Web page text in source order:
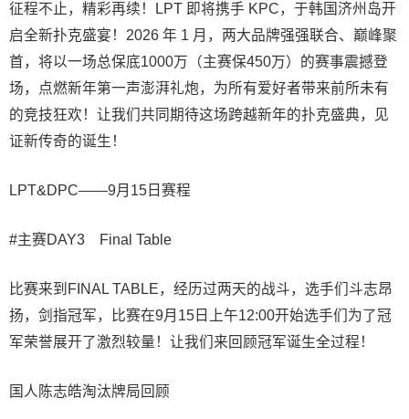
征程不止，精彩再续！LPT 即将携手 KPC，于韩国济州岛开
启全新扑克盛宴！2026 年 1 月，两大品牌强强联合、巅峰聚
首，将以一场总保底1000万（主赛保450万）的赛事震撼登
场，点燃新年第一声澎湃礼炮，为所有爱好者带来前所未有
的竞技狂欢！让我们共同期待这场跨越新年的扑克盛典，见
证新传奇的诞生！
LPT&DPC——9月15日赛程
#主赛DAY3 Final Table
比赛来到FINAL TABLE，经历过两天的战斗，选手们斗志昂
扬，剑指冠军，比赛在9月15日上午12:00开始选手们为了冠
军荣誉展开了激烈较量！让我们来回顾冠军诞生全过程！
国人陈志皓淘汰牌局回顾